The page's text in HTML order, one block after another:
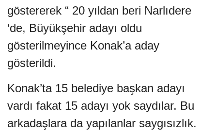
göstererek “ 20 yıldan beri Narlıdere
‘de, Büyükşehir adayı oldu
gösterilmeyince Konak’a aday
gösterildi.
Konak’ta 15 belediye başkan adayı
vardı fakat 15 adayı yok saydılar. Bu
arkadaşlara da yapılanlar saygısızlık.